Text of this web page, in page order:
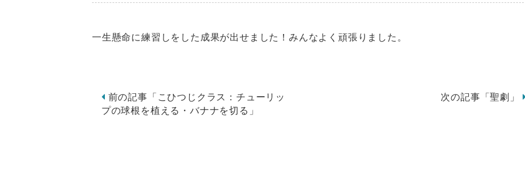
一生懸命に練習しをした成果が出せました！みんなよく頑張りました。
前の記事「こひつじクラス：チューリッ
プの球根を植える・バナナを切る」
次の記事「聖劇」